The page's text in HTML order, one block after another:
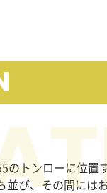
のトンローに位置
並び、その間には